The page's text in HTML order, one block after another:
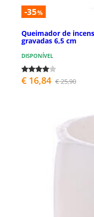
-35%
Queimador de
gravadas 6,5 cm
DISPONÍVEL
€ 16,84 € 25,90